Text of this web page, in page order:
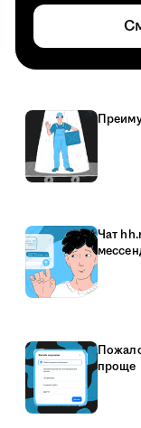
Чат
проще